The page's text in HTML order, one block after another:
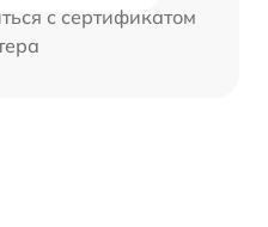
с сертификатом